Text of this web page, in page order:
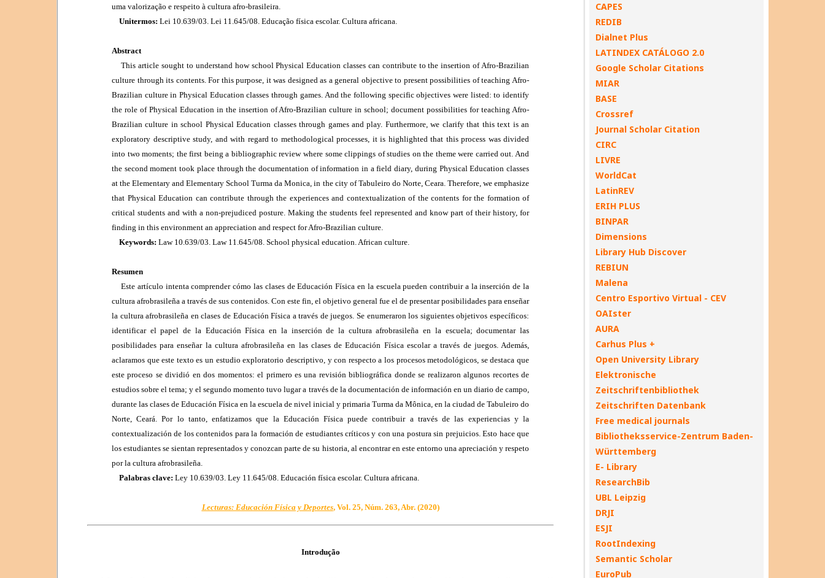
CAPES
REDIB
Dialnet Plus
LATINDEX CATÁLOGO 2.0
Google Scholar Citations
MIAR
BASE
Crossref
Journal Scholar Citation
CIRC
LIVRE
WorldCat
LatinREV
ERIH PLUS
BINPAR
Dimensions
Library Hub Discover
REBIUN
Malena
Centro Esportivo Virtual - CEV
OAIster
AURA
Carhus Plus +
Open University Library
Elektronische
Zeitschriftenbibliothek
Zeitschriften Datenbank
Free medical journals
Bibliotheksservice-Zentrum Baden-
Württemberg
E- Library
ResearchBib
UBL Leipzig
DRJI
ESJI
RootIndexing
Semantic Scholar
EuroPub